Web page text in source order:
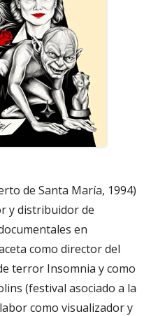
de Santa María, 1994)
y distribuidor de
en
como director del
terror Insomnia y como
(festival asociado a la
como visualizador y